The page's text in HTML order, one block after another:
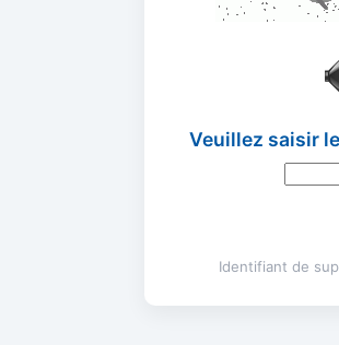
Veuillez saisir
Identifiant de